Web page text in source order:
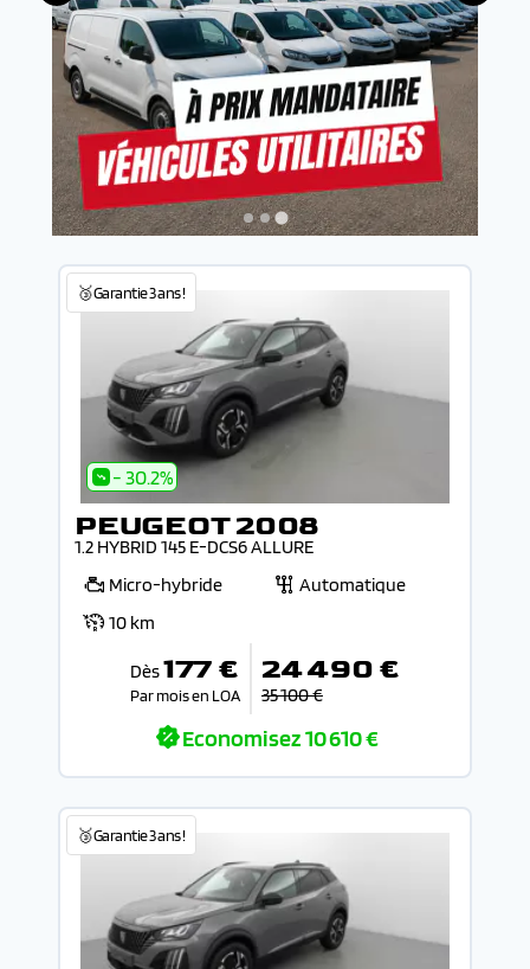
🥉Garantie 3 ans !
- 30.2%
PEUGEOT 2008
1.2 HYBRID 145 E-DCS6 ALLURE
Micro-hybride
Automatique
10 km
Dès177 €
Par mois en LOA
24 490 €
35 100 €
Economisez10 610 €
🥉Garantie 3 ans !